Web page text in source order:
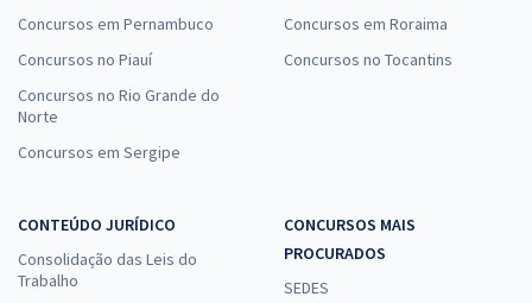
Concursos em Pernambuco
Concursos no Piauí
Concursos no Rio Grande do
Norte
Concursos em Sergipe
Concursos em Roraima
Concursos no Tocantins
CONTEÚDO JURÍDICO
Consolidação das Leis do
Trabalho
CONCURSOS MAIS
PROCURADOS
SEDES